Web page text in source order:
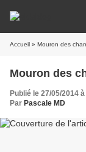
Accueil » Mouron des
Mouron des
Publié le 27/05/2014
Par Pascale MD